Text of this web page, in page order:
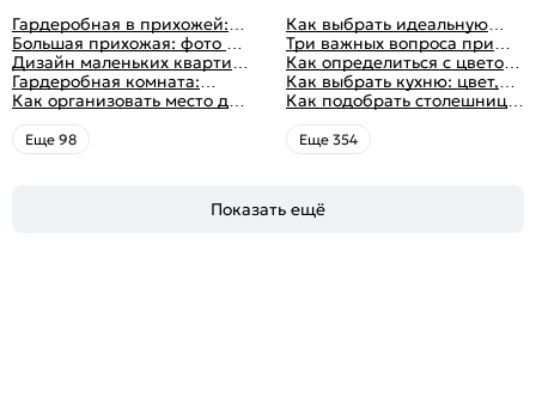
Гардеробная в прихожей:
виды, фото в интерьере,
идеи дизайна
Большая прихожая: фото с
функциональным
распределением дизайна
Дизайн маленьких квартир:
10 идей для дизайна
интерьера с фото
Гардеробная комната:
дизайн, планировка, советы
распространенные ошибки
Как организовать место для
Eще 98
Как выбрать идеальную
планировку для кухни
Три важных вопроса при
выборе кухни: готовка,
посуда, комфорт
Как определиться с цветом
кухни: светлые, темные,
яркие
Как выбрать кухню: цвет,
планировка, аксессуары
Как подобрать столешницу
Eще 354
Показать ещё